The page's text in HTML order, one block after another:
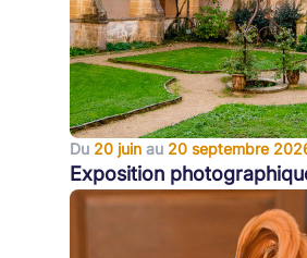
Du 20 juin au 20 septembre
Exposition